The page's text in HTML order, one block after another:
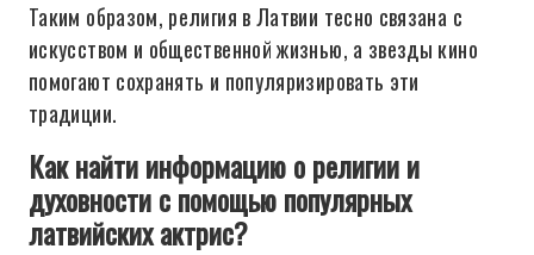
Таким образом, религия в Латвии тесно связана с
искусством и общественной жизнью, а звезды кино
помогают сохранять и популяризировать эти
традиции.
Как найти информацию о религии и
духовности с помощью популярных
латвийских актрис?